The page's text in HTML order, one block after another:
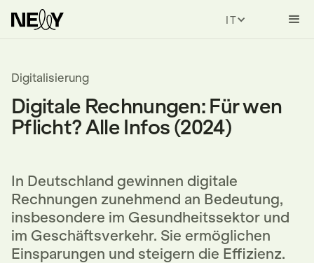
ITALIAN
Digitalisierung
Digitale Rechnungen: Für wen
Pflicht? Alle Infos (2024)
In Deutschland gewinnen digitale
Rechnungen zunehmend an Bedeutung,
insbesondere im Gesundheitssektor und
im Geschäftsverkehr. Sie ermöglichen
Einsparungen und steigern die Effizienz.